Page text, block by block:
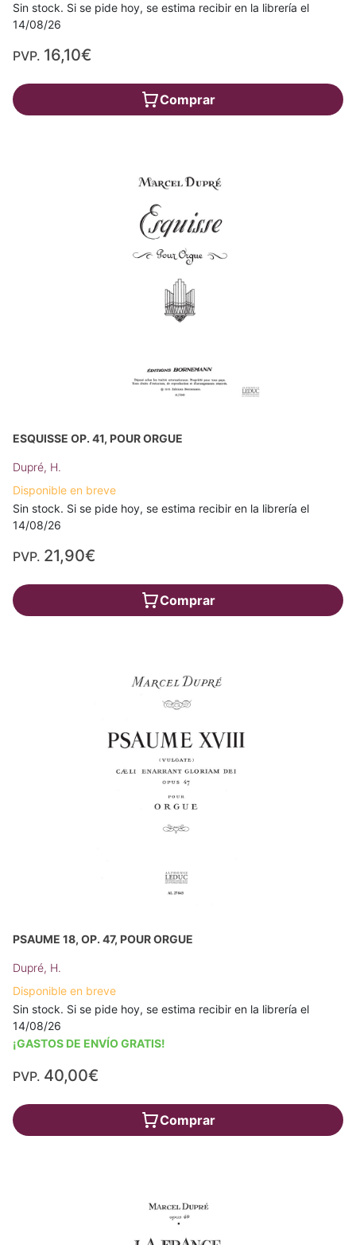
Sin stock. Si se pide hoy, se estima recibir en la librería el
14/08/26
PVP. 16,10€
Comprar
ESQUISSE OP. 41, POUR ORGUE
Dupré, H.
Disponible en breve
Sin stock. Si se pide hoy, se estima recibir en la librería el
14/08/26
PVP. 21,90€
Comprar
PSAUME 18, OP. 47, POUR ORGUE
Dupré, H.
Disponible en breve
Sin stock. Si se pide hoy, se estima recibir en la librería el
14/08/26
¡GASTOS DE ENVÍO GRATIS!
PVP. 40,00€
Comprar